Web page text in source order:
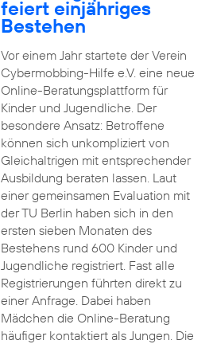
feiert einjähriges
Bestehen
Vor einem Jahr startete der Verein
Cybermobbing-Hilfe e.V. eine neue
Online-Beratungsplattform für
Kinder und Jugendliche. Der
besondere Ansatz: Betroffene
können sich unkompliziert von
Gleichaltrigen mit entsprechender
Ausbildung beraten lassen. Laut
einer gemeinsamen Evaluation mit
der TU Berlin haben sich in den
ersten sieben Monaten des
Bestehens rund 600 Kinder und
Jugendliche registriert. Fast alle
Registrierungen führten direkt zu
einer Anfrage. Dabei haben
Mädchen die Online-Beratung
häufiger kontaktiert als Jungen. Die